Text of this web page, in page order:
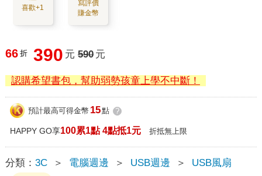
喜歡+1
寫評價
賺金幣
66 折 390 元 590 元
認購希望書包，幫助弱勢孩童上學不中斷！
預計最高可得金幣 15點 ?
HAPPY GO享100累1點 4點抵1元 折抵無上限
分類： 3C ＞ 電腦週邊 ＞ USB週邊 ＞ USB風扇